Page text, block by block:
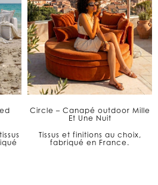
Circle – Canapé outdoor Mille
Et Une Nuit
Tissus et finitions au choix,
fabriqué en France.